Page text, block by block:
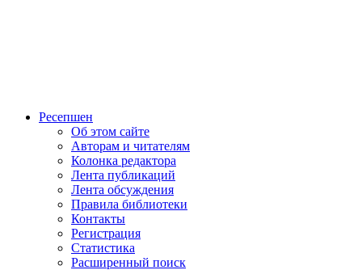
Ресепшен
Об этом сайте
Авторам и читателям
Колонка редактора
Лента публикаций
Лента обсуждения
Правила библиотеки
Контакты
Регистрация
Статистика
Расширенный поиск